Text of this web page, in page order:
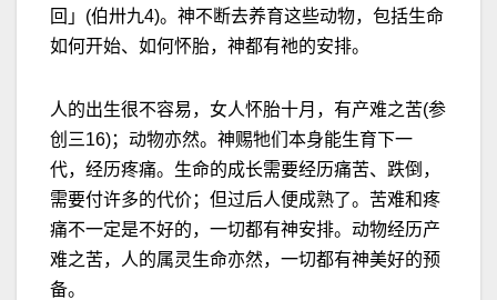
回」(伯卅九4)。神不断去养育这些动物，包括生命
如何开始、如何怀胎，神都有祂的安排。
人的出生很不容易，女人怀胎十月，有产难之苦(参
创三16)；动物亦然。神赐牠们本身能生育下一
代，经历疼痛。生命的成长需要经历痛苦、跌倒，
需要付许多的代价；但过后人便成熟了。苦难和疼
痛不一定是不好的，一切都有神安排。动物经历产
难之苦，人的属灵生命亦然，一切都有神美好的预
备。